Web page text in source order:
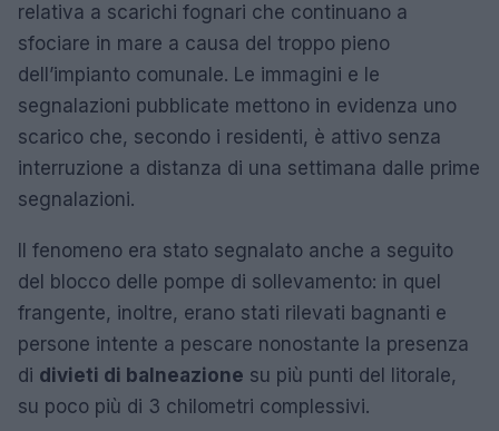
relativa a scarichi fognari che continuano a
sfociare in mare a causa del troppo pieno
dell’impianto comunale. Le immagini e le
segnalazioni pubblicate mettono in evidenza uno
scarico che, secondo i residenti, è attivo senza
interruzione a distanza di una settimana dalle prime
segnalazioni.
Il fenomeno era stato segnalato anche a seguito
del blocco delle pompe di sollevamento: in quel
frangente, inoltre, erano stati rilevati bagnanti e
persone intente a pescare nonostante la presenza
di divieti di balneazione su più punti del litorale,
su poco più di 3 chilometri complessivi.